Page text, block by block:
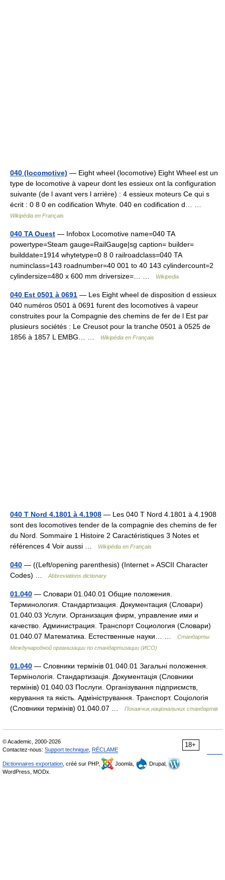
040 (locomotive) — Eight wheel (locomotive) Eight Wheel est un
type de locomotive à vapeur dont les essieux ont la configuration
suivante (de l avant vers l arrière) : 4 essieux moteurs Ce qui s
écrit : 0 8 0 en codification Whyte. 040 en codification d… …
Wikipédia en Français
040 TA Ouest — Infobox Locomotive name=040 TA
powertype=Steam gauge=RailGauge|sg caption= builder=
builddate=1914 whytetype=0 8 0 railroadclass=040 TA
numinclass=143 roadnumber=40 001 to 40 143 cylindercount=2
cylindersize=480 x 600 mm driversize=… …
Wikipedia
040 Est 0501 à 0691 — Les Eight wheel de disposition d essieux
040 numéros 0501 à 0691 furent des locomotives à vapeur
construites pour la Compagnie des chemins de fer de l Est par
plusieurs sociétés : Le Creusot pour la tranche 0501 à 0525 de
1856 à 1857 L EMBG… …
Wikipédia en Français
040 T Nord 4.1801 à 4.1908 — Les 040 T Nord 4.1801 à 4.1908
sont des locomotives tender de la compagnie des chemins de fer
du Nord. Sommaire 1 Histoire 2 Caractéristiques 3 Notes et
références 4 Voir aussi …
Wikipédia en Français
040 — ((Left/opening parenthesis) (Internet » ASCII Character
Codes) …
Abbreviations dictionary
01.040 — Словари 01.040.01 Общие положения.
Терминология. Стандартизация. Документация (Словари)
01.040.03 Услуги. Организация фирм, управление ими и
качество. Администрация. Транспорт Социология (Словари)
01.040.07 Математика. Естественные науки… …
Стандарты
Международной организации по стандартизации (ИСО)
01.040 — Словники термінів 01.040.01 Загальні положення.
Термінологія. Стандартизація. Документація (Словники
термінів) 01.040.03 Послуги. Організування підприємств,
керування та якість. Адміністрування. Транспорт. Соціологія
(Словники термінів) 01.040.07 …
Покажчик національних стандартів
18+
© Academic, 2000-2026
Contactez-nous: Support technique RÉCLAME
Dictionnaires exportation , créé sur PHP, Joomla,
Drupal,
WordPress, MODx.